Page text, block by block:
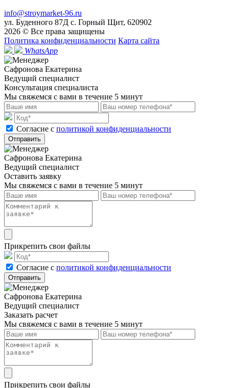
info@stroymarket-96.ru
ул. Буденного 87Д с. Горный Щит, 620902
2026 © Все права защищены
Политика конфиденциальности Карта сайта
WhatsApp
Сафронова Екатерина
Ведущий специалист
Консультация специалиста
Мы свяжемся с вами в течение 5 минут
Cогласие с политикой конфиденциальности
Отправить
Сафронова Екатерина
Ведущий специалист
Оставить заявку
Мы свяжемся с вами в течение 5 минут
Прикрепить свои файлы
Cогласие с политикой конфиденциальности
Отправить
Сафронова Екатерина
Ведущий специалист
Заказать расчет
Мы свяжемся с вами в течение 5 минут
Прикрепить свои файлы